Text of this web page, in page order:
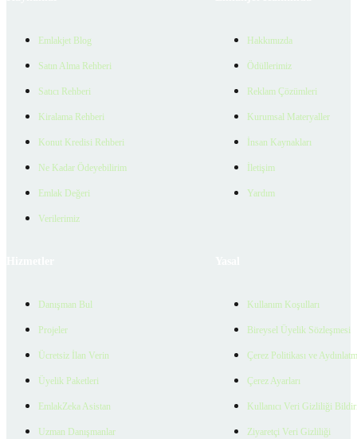
Emlakjet Blog
Satın Alma Rehberi
Satıcı Rehberi
Kiralama Rehberi
Konut Kredisi Rehberi
Ne Kadar Ödeyebilirim
Emlak Değeri
Verilerimiz
Hakkımızda
Ödüllerimiz
Reklam Çözümleri
Kurumsal Materyaller
İnsan Kaynakları
İletişim
Yardım
Danışman Bul
Projeler
Ücretsiz İlan Verin
Üyelik Paketleri
EmlakZeka Asistan
Uzman Danışmanlar
Kullanım Koşulları
Bireysel Üyelik Sözleşmesi
Çerez Politikası ve
Çerez Ayarları
Kullanıcı Veri Gizliliği
Ziyaretçi Veri Gizliliği